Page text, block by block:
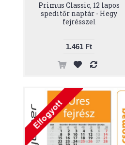
Primus Classic, 12 lapos
speditőr naptár - Hegy
fejrésszel
1.461 Ft